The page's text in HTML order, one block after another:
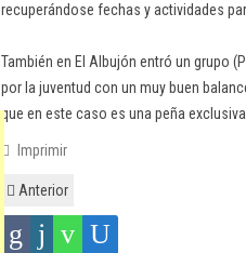
recuperándose fechas y actividades
También en El Albujón entró un grupo
por la juventud con un muy buen
que en este caso es una peña
Imprimir
Anterior